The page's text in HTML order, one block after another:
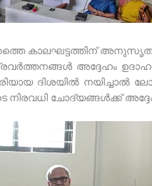
കാലഘട്ടത്തിന്
അദ്ദേഹം
ദിശയിൽ നയിച്ചാൽ
നിരവധി ചോദ്യങ്ങൾക്ക്